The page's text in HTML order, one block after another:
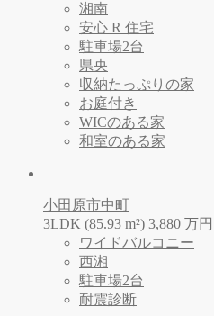
湘南
安心 R 住宅
駐車場2台
県央
収納たっぷりの家
お庭付き
WICのある家
和室のある家
小田原市中町
3LDK (85.93 m²) 3,880 万円
ワイドバルコニー
西湘
駐車場2台
耐震診断